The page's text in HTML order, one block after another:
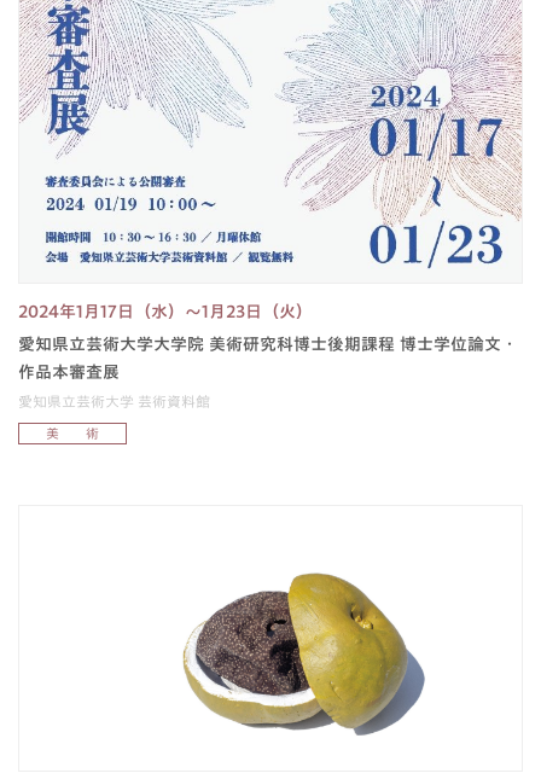
2024年1月17日（水）～1月23日（火）
愛知県立芸術大学大学院 美術研究科博士後期課程 博士学位論文・
作品本審査展
愛知県立芸術大学 芸術資料館
美 術